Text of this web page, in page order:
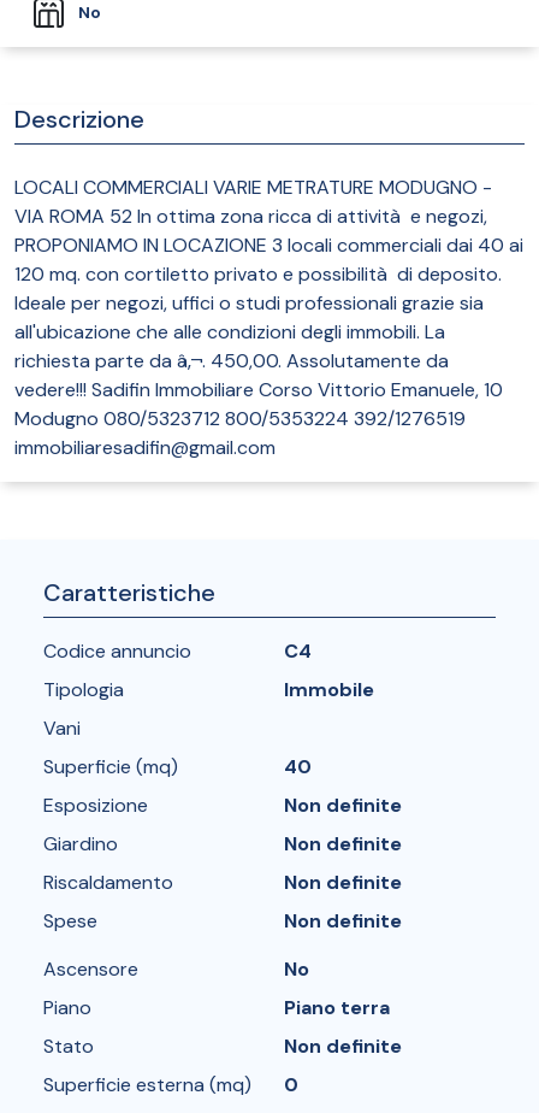
No
Descrizione
LOCALI COMMERCIALI VARIE METRATURE MODUGNO -
VIA ROMA 52 In ottima zona ricca di attività e negozi,
PROPONIAMO IN LOCAZIONE 3 locali commerciali dai 40 ai
120 mq. con cortiletto privato e possibilità di deposito.
Ideale per negozi, uffici o studi professionali grazie sia
all'ubicazione che alle condizioni degli immobili. La
richiesta parte da â‚¬. 450,00. Assolutamente da
vedere!!! Sadifin Immobiliare Corso Vittorio Emanuele, 10
Modugno 080/5323712 800/5353224 392/1276519
immobiliaresadifin@gmail.com
Caratteristiche
Codice annuncio
C4
Tipologia
Immobile
Vani
Superficie (mq)
40
Esposizione
Non definite
Giardino
Non definite
Riscaldamento
Non definite
Spese
Non definite
Ascensore
No
Piano
Piano terra
Stato
Non definite
Superficie esterna (mq)
0